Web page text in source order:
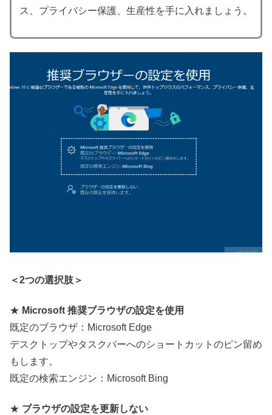
ス、プライバシー保護、生産性を手に入れましょう。
＜2つの選択肢＞
★ Microsoft 推奨ブラウザの設定を使用
既定のブラウザ：Microsoft Edge
デスクトップやタスクバーへのショートカットのピン留め
もします。
既定の検索エンジン：Microsoft Bing
★ ブラウザの設定を更新しない